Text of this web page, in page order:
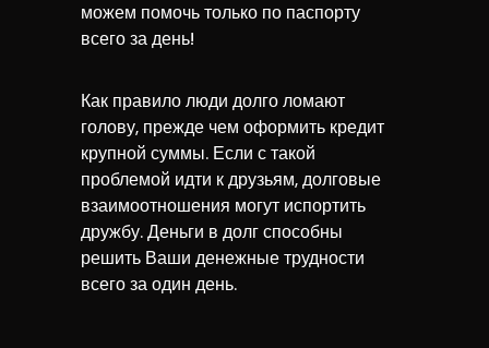
Как правило люди долго ломают
голову, прежде чем оформить кредит
крупной суммы. Если с такой
проблемой идти к друзьям, долговые
взаимоотношения могут испортить
дружбу. Деньги в долг способны
решить Ваши денежные трудности
всего за один день.
можем помочь только по паспорту
всего за день!